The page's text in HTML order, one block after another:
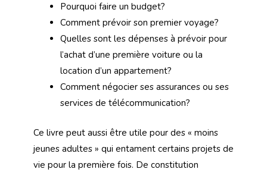
Pourquoi faire un budget?
Comment prévoir son premier voyage?
Quelles sont les dépenses à prévoir pour
l’achat d’une première voiture ou la
location d’un appartement?
Comment négocier ses assurances ou ses
services de télécommunication?
Ce livre peut aussi être utile pour des « moins
jeunes adultes » qui entament certains projets de
vie pour la première fois. De constitution